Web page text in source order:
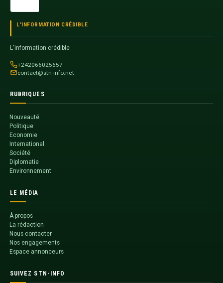
L'INFORMATION CRÉDIBLE
L'information crédible
+242066025657
contact@stn-info.net
RUBRIQUES
Nouveauté
Politique
Economie
International
Société
Diplomatie
Environnement
LE MÉDIA
À propos
La rédaction
Nous contacter
Nos engagements
Espace annonceurs
SUIVEZ STN-INFO